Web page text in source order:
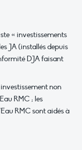
« investissements
JA (installés depuis
DJA faisant
non
RMC ; les
RMC sont aidés à